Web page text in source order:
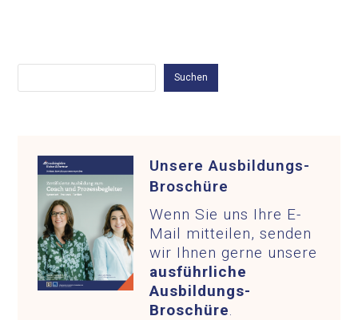
Suchen
Unsere Ausbildungs-
Broschüre
Wenn Sie uns Ihre E-
Mail mitteilen, senden
wir Ihnen gerne unsere
ausführliche
Ausbildungs-
Broschüre.